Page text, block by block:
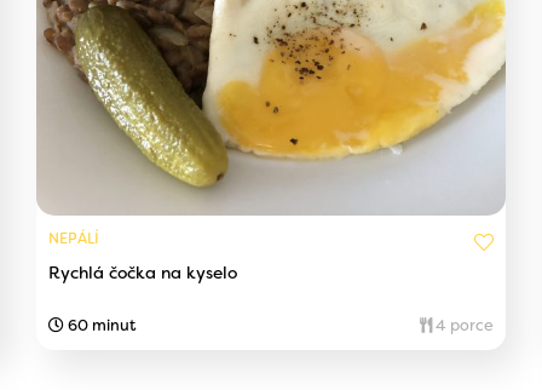
NEPÁLÍ
Rychlá čočka na kyselo
60 minut 4 porce